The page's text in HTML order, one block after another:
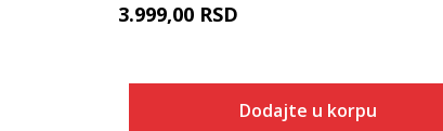
3.999,00 RSD
Dodajte u korpu